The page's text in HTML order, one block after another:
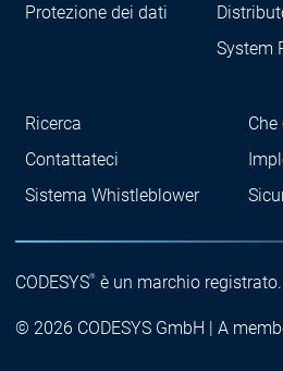
Protezione dei dati
System
Ricerca
Contattateci
Sistema Whistleblower
Che
CODESYS®è un marchio registrato.
© 2026 CODESYS GmbH | A